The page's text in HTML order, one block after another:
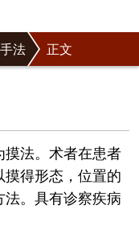
法 正文
法。术者在患者
得形态，位置的
。具有诊察疾病